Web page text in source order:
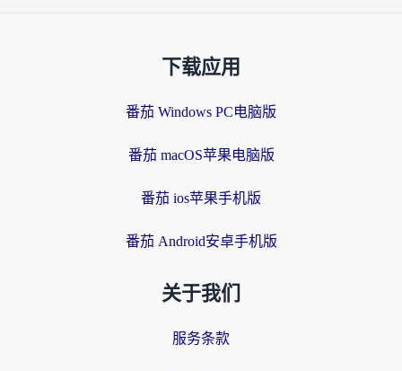
下载应用
番茄 Windows PC电脑版
番茄 macOS苹果电脑版
番茄 ios苹果手机版
番茄 Android安卓手机版
关于我们
服务条款